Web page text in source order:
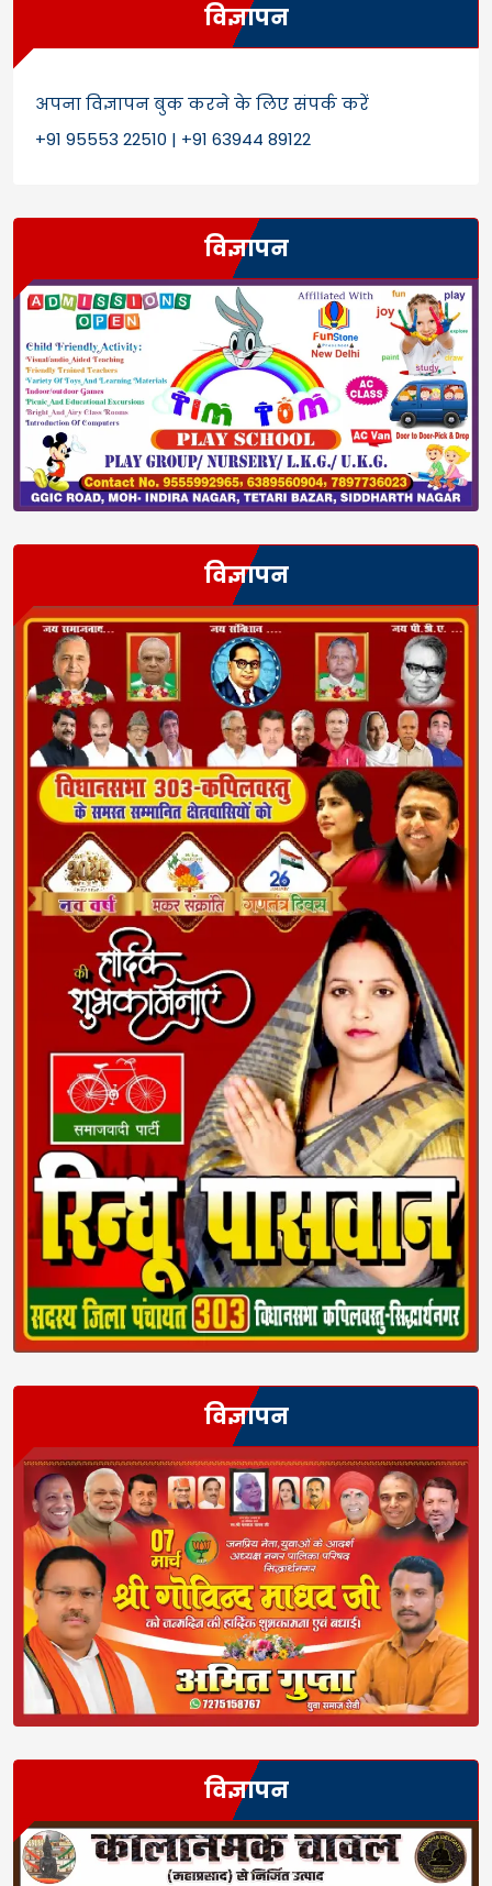
विज्ञापन
अपना विज्ञापन बुक करने के लिए संपर्क करें
+91 95553 22510 | +91 63944 89122
विज्ञापन
विज्ञापन
विज्ञापन
विज्ञापन